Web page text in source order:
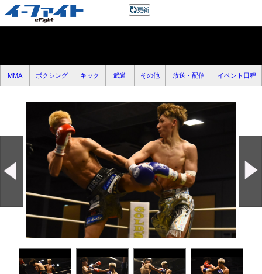
MMA ボクシング キック 武道 その他 放送・配信 イベント日程